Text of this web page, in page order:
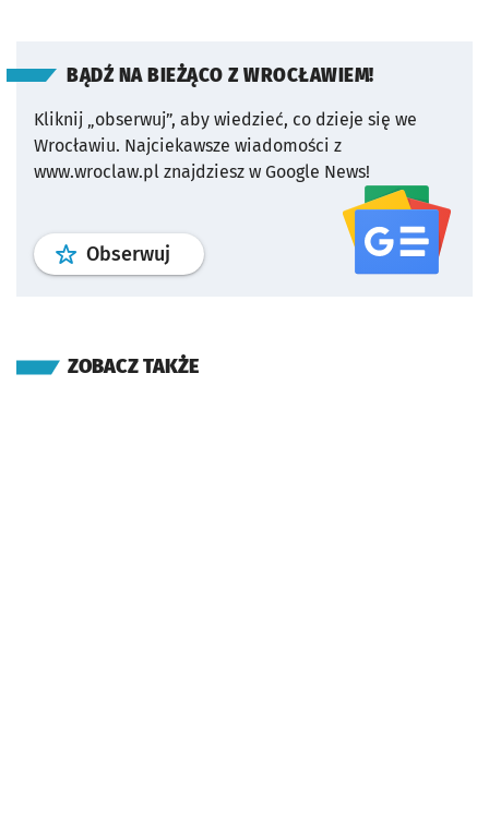
BĄDŹ NA BIEŻĄCO Z WROCŁAWIEM!
Kliknij „obserwuj”, aby wiedzieć, co dzieje się we
Wrocławiu. Najciekawsze wiadomości z
www.wroclaw.pl znajdziesz w Google News!
Obserwuj profil serwisu
ZOBACZ TAKŻE